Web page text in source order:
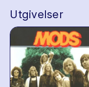
Utgivelser